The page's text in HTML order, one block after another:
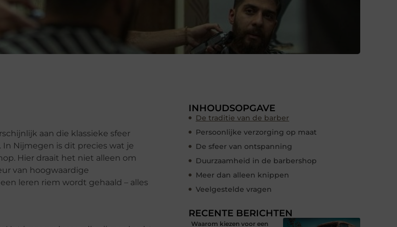
aan die klassieke sfeer
Nijmegen is dit precies wat je
Hier draait het niet alleen om
van hoogwaardige
leren riem wordt gehaald – alles
INHOUDSOPGAVE
De traditie van de barber
Persoonlijke verzorging op maat
De sfeer van ontspanning
Duurzaamheid in de barbershop
Meer dan alleen knippen
Veelgestelde vragen
RECENTE BERICHTEN
Waarom kiezen voor een